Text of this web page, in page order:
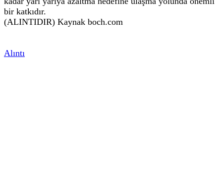
bir katkıdır.
(ALINTIDIR) Kaynak boch.com
Alıntı